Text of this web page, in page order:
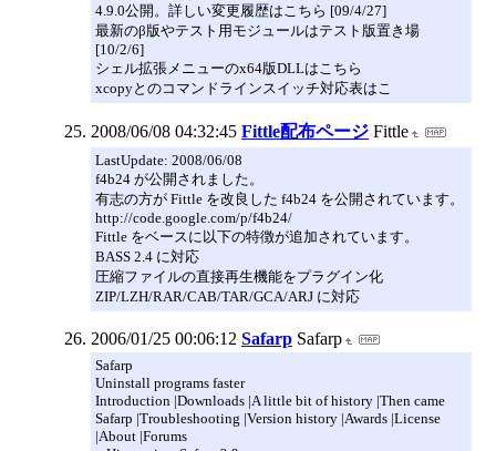
4.9.0公開。詳しい変更履歴はこちら [09/4/27]
最新のβ版やテスト用モジュールはテスト版置き場
[10/2/6]
シェル拡張メニューのx64版DLLはこちら
xcopyとのコマンドラインスイッチ対応表はこ
2008/06/08 04:32:45 Fittle配布ページ Fittle
LastUpdate: 2008/06/08
f4b24 が公開されました。
有志の方が Fittle を改良した f4b24 を公開されています。
http://code.google.com/p/f4b24/
Fittle をベースに以下の特徴が追加されています。
BASS 2.4 に対応
圧縮ファイルの直接再生機能をプラグイン化
ZIP/LZH/RAR/CAB/TAR/GCA/ARJ に対応
2006/01/25 00:06:12 Safarp Safarp
Safarp
Uninstall programs faster
Introduction |Downloads |A little bit of history |Then came
Safarp |Troubleshooting |Version history |Awards |License
|About |Forums